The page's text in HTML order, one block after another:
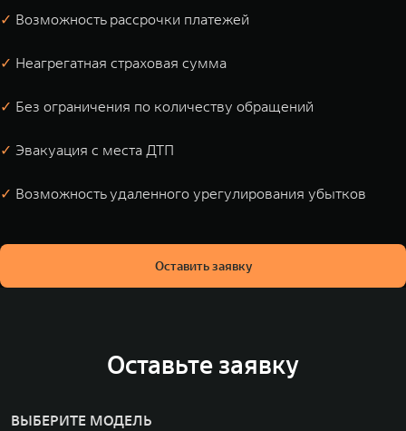
✓ Возможность рассрочки платежей
✓ Неагрегатная страховая сумма
✓ Без ограничения по количеству обращений
✓ Эвакуация с места ДТП
✓ Возможность удаленного урегулирования убытков
Оставить заявку
Оставьте заявку
ВЫБЕРИТЕ МОДЕЛЬ